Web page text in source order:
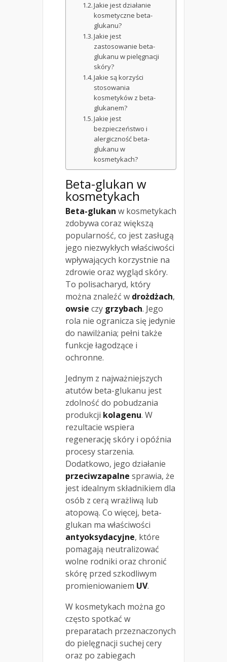
Jakie jest działanie
kosmetyczne beta-
glukanu?
Jakie jest
zastosowanie beta-
glukanu w pielęgnacji
skóry?
Jakie są korzyści
stosowania
kosmetyków z beta-
glukanem?
Jakie jest
bezpieczeństwo i
alergiczność beta-
glukanu w
kosmetykach?
Beta-glukan w
kosmetykach
Beta-glukan w kosmetykach
zdobywa coraz większą
popularność, co jest zasługą
jego niezwykłych właściwości
wpływających korzystnie na
zdrowie oraz wygląd skóry.
To polisacharyd, który
można znaleźć w drożdżach,
owsie czy grzybach. Jego
rola nie ogranicza się jedynie
do nawilżania; pełni także
funkcje łagodzące i
ochronne.
Jednym z najważniejszych
atutów beta-glukanu jest
zdolność do pobudzania
produkcji kolagenu. W
rezultacie wspiera
regenerację skóry i opóźnia
procesy starzenia.
Dodatkowo, jego działanie
przeciwzapalne sprawia, że
jest idealnym składnikiem dla
osób z cerą wrażliwą lub
atopową. Co więcej, beta-
glukan ma właściwości
antyoksydacyjne, które
pomagają neutralizować
wolne rodniki oraz chronić
skórę przed szkodliwym
promieniowaniem UV.
W kosmetykach można go
często spotkać w
preparatach przeznaczonych
do pielęgnacji suchej cery
oraz po zabiegach